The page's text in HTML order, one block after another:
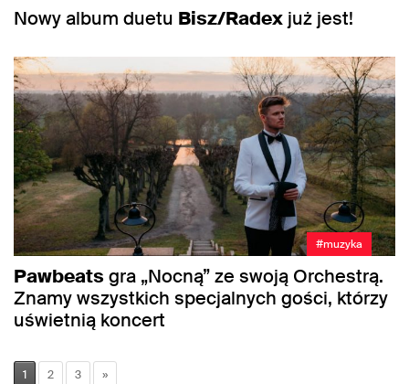
Nowy album duetu Bisz/Radex już jest!
#muzyka
Pawbeats gra „Nocną” ze swoją Orchestrą.
Znamy wszystkich specjalnych gości, którzy
uświetnią koncert
1 2 3 »